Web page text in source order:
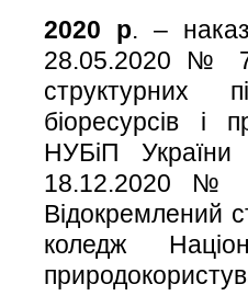
2020 р. – наказ
28.05.2020 №
структурних
біоресурсів і
НУБіП України
18.12.2020 №
Відокремлений
коледж